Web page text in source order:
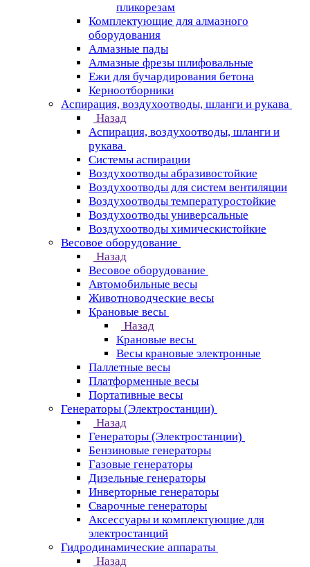
пликорезам
Комплектующие для алмазного
оборудования
Алмазные пады
Алмазные фрезы шлифовальные
Ежи для бучардирования бетона
Керноотборники
Аспирация, воздухоотводы, шланги и рукава
Назад
Аспирация, воздухоотводы, шланги и
рукава
Системы аспирации
Воздухоотводы абразивостойкие
Воздухоотводы для систем вентиляции
Воздухоотводы температуростойкие
Воздухоотводы универсальные
Воздухоотводы химическистойкие
Весовое оборудование
Назад
Весовое оборудование
Автомобильные весы
Животноводческие весы
Крановые весы
Назад
Крановые весы
Весы крановые электронные
Паллетные весы
Платформенные весы
Портативные весы
Генераторы (Электростанции)
Назад
Генераторы (Электростанции)
Бензиновые генераторы
Газовые генераторы
Дизельные генераторы
Инверторные генераторы
Сварочные генераторы
Аксессуары и комплектующие для
электростанций
Гидродинамические аппараты
Назад